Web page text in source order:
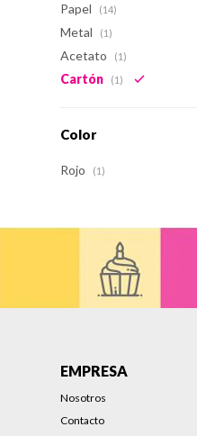
Papel (14)
Metal (1)
Acetato (1)
Cartón (1)
Color
Rojo (1)
EMPRESA
Nosotros
Contacto